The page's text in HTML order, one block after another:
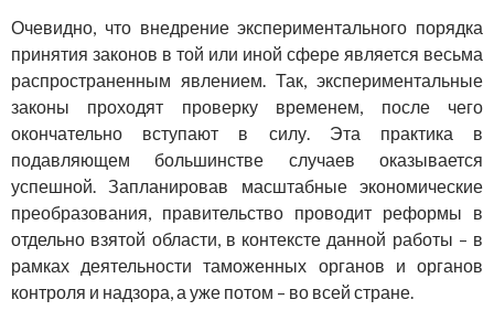
Очевидно, что внедрение экспериментального порядка
принятия законов в той или иной сфере является весьма
распространенным явлением. Так, экспериментальные
законы проходят проверку временем, после чего
окончательно вступают в силу. Эта практика в
подавляющем большинстве случаев оказывается
успешной. Запланировав масштабные экономические
преобразования, правительство проводит реформы в
отдельно взятой области, в контексте данной работы – в
рамках деятельности таможенных органов и органов
контроля и надзора, а уже потом – во всей стране.